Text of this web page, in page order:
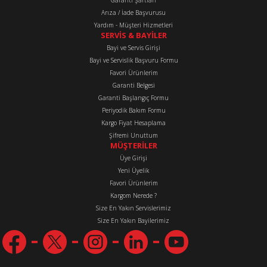
Gönder
Arıza / İade Başvurusu
Yardım - Müşteri Hizmetleri
SERVİS & BAYİLER
Bayi ve Servis Girişi
Bayi ve Servislik Başvuru Formu
Favori Ürünlerim
Garanti Belgesi
Garanti Başlangıç Formu
Periyodik Bakım Formu
Kargo Fiyat Hesaplama
Şifremi Unuttum
MÜŞTERİLER
Üye Girişi
Yeni Üyelik
Favori Ürünlerim
Kargom Nerede ?
Size En Yakın Servislerimiz
Size En Yakın Bayilerimiz